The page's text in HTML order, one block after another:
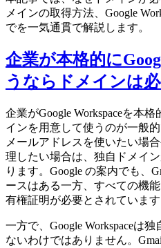
メインの取得方法、Google
でを一気通貫で解説します。
企業が本格的に
うならドメインは必
企業がGoogle Workspaceを本
インを用意して使うのが一般
メールアドレスを使いたい場
理したい場合は、独自ドメイ
ります。Google の案内でも、
ースはある一方、すべての機
有権証明が必要とされています
一方で、Google Workspaceは
ないわけではありません。